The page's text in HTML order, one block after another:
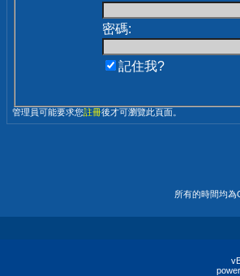
密碼:
記住我?
管理員可能要求您註冊後才可瀏覽此頁面。
所有的時間均為